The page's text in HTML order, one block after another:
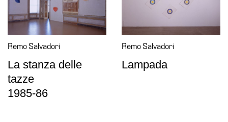
Remo Salvadori
La stanza delle
tazze
1985-86
Remo Salvadori
Lampada